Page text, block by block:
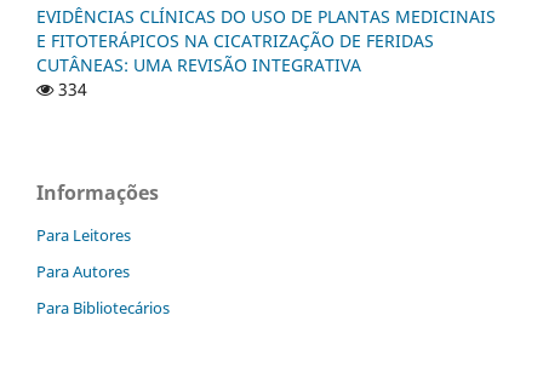
EVIDÊNCIAS CLÍNICAS DO USO DE PLANTAS MEDICINAIS
E FITOTERÁPICOS NA CICATRIZAÇÃO DE FERIDAS
CUTÂNEAS: UMA REVISÃO INTEGRATIVA
334
Informações
Para Leitores
Para Autores
Para Bibliotecários